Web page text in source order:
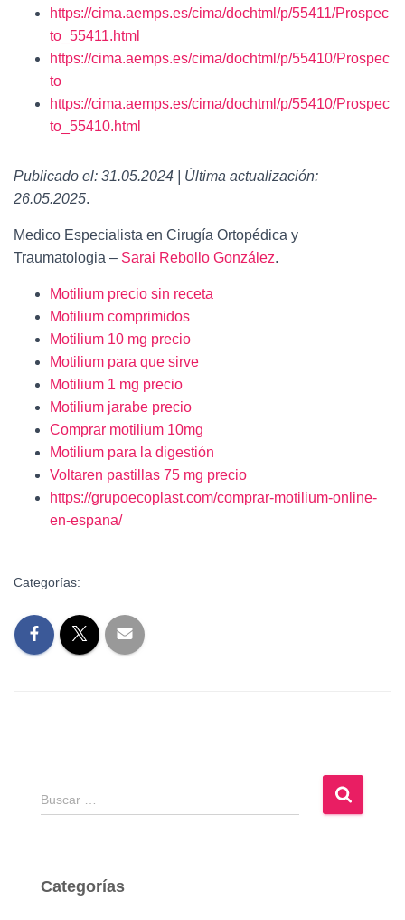
https://cima.aemps.es/cima/dochtml/p/55411/Prospec
to_55411.html
https://cima.aemps.es/cima/dochtml/p/55410/Prospec
to
https://cima.aemps.es/cima/dochtml/p/55410/Prospec
to_55410.html
Publicado el: 31.05.2024 | Última actualización:
26.05.2025.
Medico Especialista en Cirugía Ortopédica y
Traumatologia – Sarai Rebollo González.
Motilium precio sin receta
Motilium comprimidos
Motilium 10 mg precio
Motilium para que sirve
Motilium 1 mg precio
Motilium jarabe precio
Comprar motilium 10mg
Motilium para la digestión
Voltaren pastillas 75 mg precio
https://grupoecoplast.com/comprar-motilium-online-
en-espana/
Categorías:
B
u
r
Buscar …
Categorías